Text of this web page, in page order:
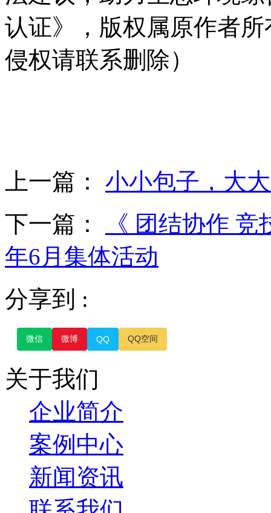
认证》
，版权属原作者
侵权请联系删除）
上一篇： 小小包子，大
下一篇：
《 团结协作
年6月集体活动
分享到 :
微信 微博 QQ QQ空间
关于我们
企业简介
案例中心
新闻资讯